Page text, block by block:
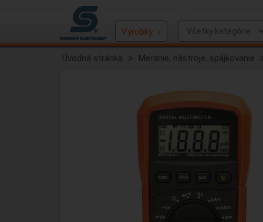
Výrobky
Úvodná stránka Meranie, nástroje, spájkovanie